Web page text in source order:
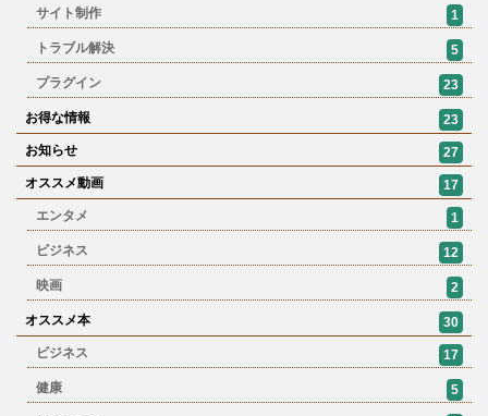
サイト制作 1
トラブル解決 5
プラグイン 23
お得な情報
23
お知らせ
27
オススメ動画
17
エンタメ
1
ビジネス 12
映画 2
オススメ本
30
ビジネス
17
健康 5